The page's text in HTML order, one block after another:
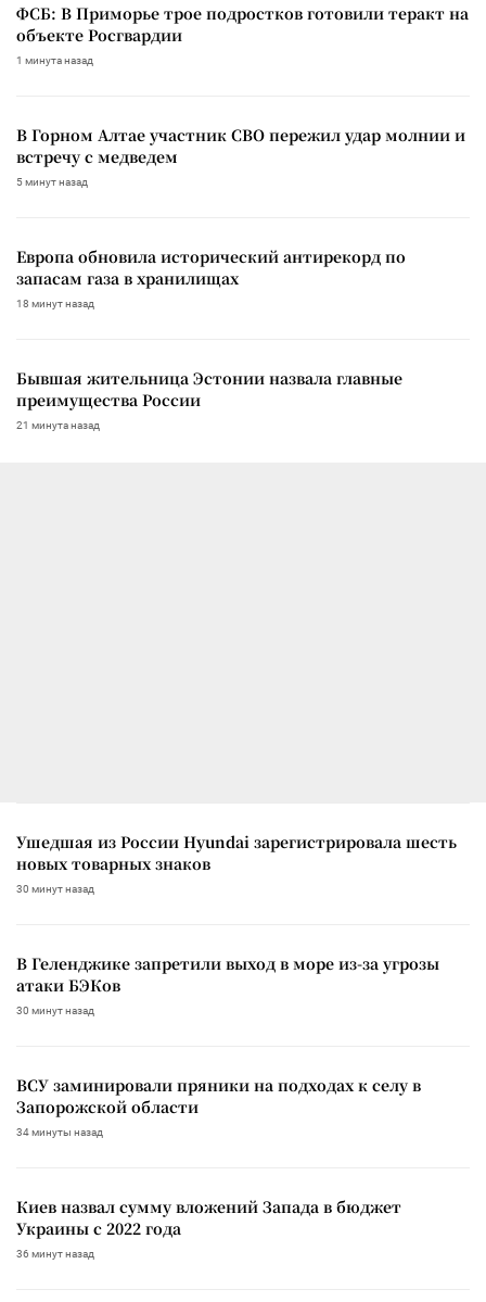
ФСБ: В Приморье трое подростков готовили теракт на
объекте Росгвардии
1 минута назад
В Горном Алтае участник СВО пережил удар молнии и
встречу с медведем
5 минут назад
Европа обновила исторический антирекорд по
запасам газа в хранилищах
18 минут назад
Бывшая жительница Эстонии назвала главные
преимущества России
21 минута назад
Ушедшая из России Hyundai зарегистрировала шесть
новых товарных знаков
30 минут назад
В Геленджике запретили выход в море из-за угрозы
атаки БЭКов
30 минут назад
ВСУ заминировали пряники на подходах к селу в
Запорожской области
34 минуты назад
Киев назвал сумму вложений Запада в бюджет
Украины с 2022 года
36 минут назад